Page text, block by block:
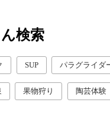
検索
SUP パラグライダ
果物狩り 陶芸体験